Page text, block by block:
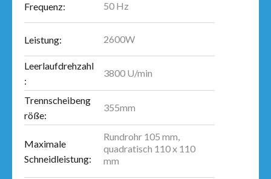
Frequenz: 50 Hz
Leistung: 2600W
Leerlaufdrehzahl
:
3800 U/min
Trennscheibeng
röße:
355mm
Maximale
Schneidleistung:
Rundrohr 105 mm,
quadratisch 110 x 110
mm